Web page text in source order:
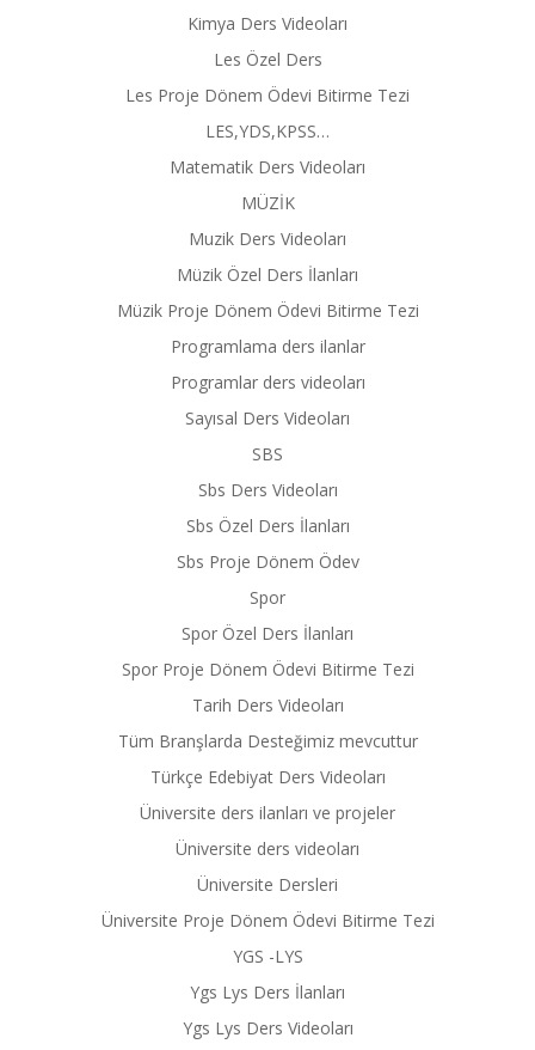
Kimya Ders Videoları
Les Özel Ders
Les Proje Dönem Ödevi Bitirme Tezi
LES,YDS,KPSS…
Matematik Ders Videoları
MÜZİK
Muzik Ders Videoları
Müzik Özel Ders İlanları
Müzik Proje Dönem Ödevi Bitirme Tezi
Programlama ders ilanlar
Programlar ders videoları
Sayısal Ders Videoları
SBS
Sbs Ders Videoları
Sbs Özel Ders İlanları
Sbs Proje Dönem Ödev
Spor
Spor Özel Ders İlanları
Spor Proje Dönem Ödevi Bitirme Tezi
Tarih Ders Videoları
Tüm Branşlarda Desteğimiz mevcuttur
Türkçe Edebiyat Ders Videoları
Üniversite ders ilanları ve projeler
Üniversite ders videoları
Üniversite Dersleri
Üniversite Proje Dönem Ödevi Bitirme Tezi
YGS -LYS
Ygs Lys Ders İlanları
Ygs Lys Ders Videoları